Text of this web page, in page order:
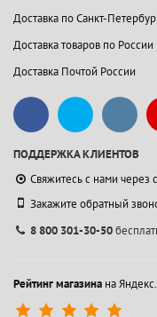
Доставка по Санкт-
Доставка товаров по России
Доставка Почтой России
ПОДДЕРЖКА КЛИЕНТОВ
Свяжитесь с нами через
Закажите обратный
8 800 301-30-50
Рейтинг магазина на